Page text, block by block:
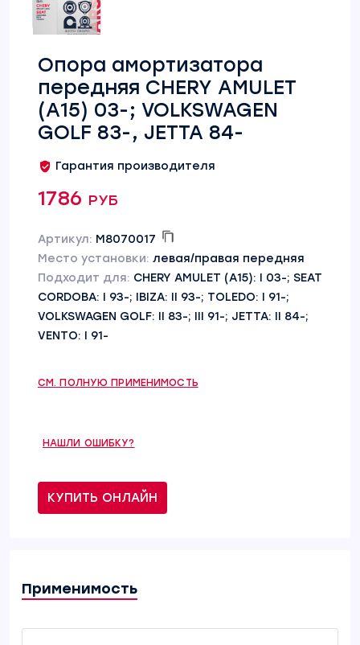
Опора амортизатора
передняя CHERY AMULET
(A15) 03-; VOLKSWAGEN
GOLF 83-, JETTA 84-
Гарантия производителя
1786 руб
Артикул: M8070017
Место установки: левая/правая передняя
Подходит для: CHERY AMULET (A15): I 03-; SEAT
CORDOBA: I 93-; IBIZA: II 93-; TOLEDO: I 91-;
VOLKSWAGEN GOLF: II 83-; III 91-; JETTA: II 84-;
VENTO: I 91-
СМ. ПОЛНУЮ ПРИМЕНИМОСТЬ
НАШЛИ ОШИБКУ?
КУПИТЬ ОНЛАЙН
Применимость